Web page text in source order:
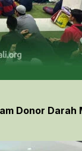
Donor Darah